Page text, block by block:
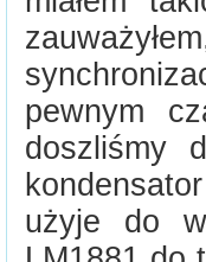
pewnym
doszliśmy
użyje do